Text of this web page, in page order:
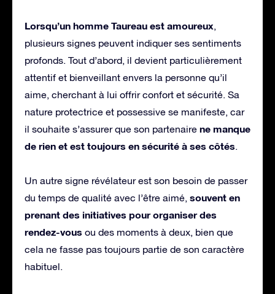
Lorsqu’un homme Taureau est amoureux,
plusieurs signes peuvent indiquer ses sentiments
profonds. Tout d’abord, il devient particulièrement
attentif et bienveillant envers la personne qu’il
aime, cherchant à lui offrir confort et sécurité. Sa
nature protectrice et possessive se manifeste, car
il souhaite s’assurer que son partenaire ne manque
de rien et est toujours en sécurité à ses côtés.
Un autre signe révélateur est son besoin de passer
du temps de qualité avec l’être aimé, souvent en
prenant des initiatives pour organiser des
rendez-vous ou des moments à deux, bien que
cela ne fasse pas toujours partie de son caractère
habituel.